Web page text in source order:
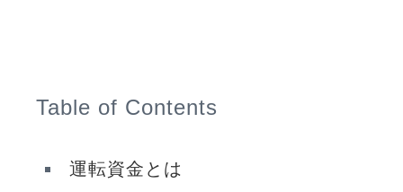
Table of Contents
運転資金とは